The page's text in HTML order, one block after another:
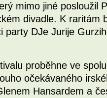
mimo jiné posloužil
divadle. K raritám
party DJe Jurije
proběhne ve
očekávaného
Hansardem a